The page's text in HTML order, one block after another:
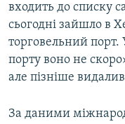
входить до списку
сьогодні зайшло в
торговельний
порту воно не
але пізніше
За даними